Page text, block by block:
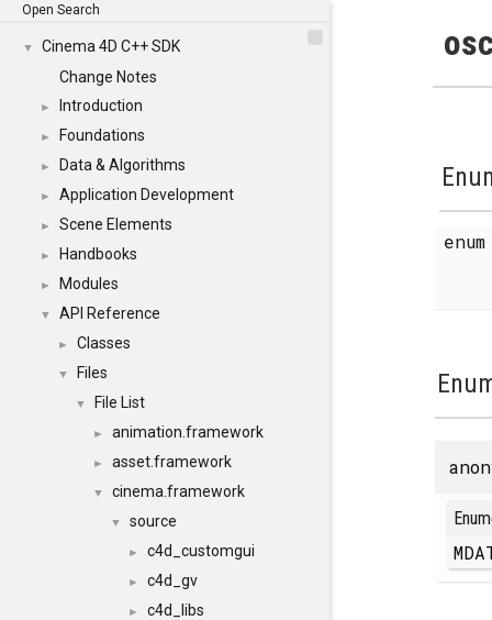
Open Search
▼
Cinema 4D C++ SDK
Change Notes
► Introduction
► Foundations
► Data & Algorithms
► Application Development
► Scene Elements
► Handbooks
► Modules
▼ API Reference
► Classes
▼ Files
▼ File List
► animation.framework
► asset.framework
▼ cinema.framework
▼ source
► c4d_customgui
► c4d_gv
► c4d_libs